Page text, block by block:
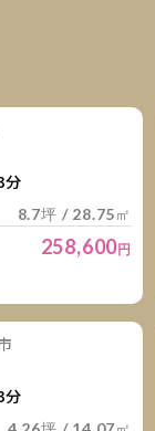
分
8.7坪 / 28.75㎡
258,600円
分